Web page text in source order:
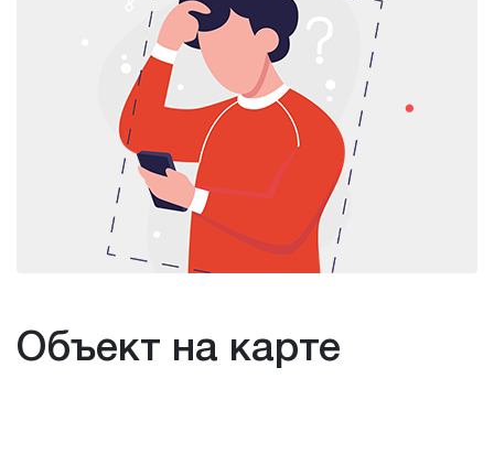
Объект на карте